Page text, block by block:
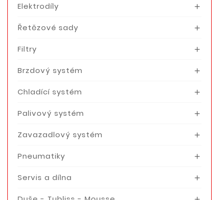
Elektrodíly 
Řetězové sady 
Filtry 
Brzdový systém 
Chladící systém 
Palivový systém 
Zavazadlový systém 
Pneumatiky 
Servis a dílna 